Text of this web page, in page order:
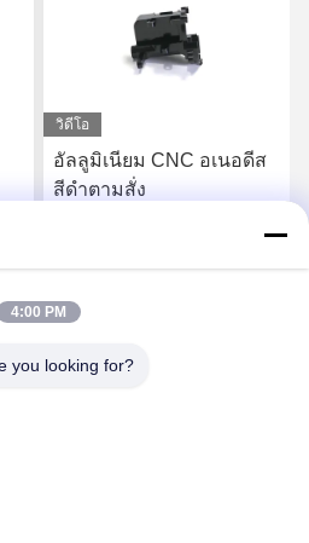
วิดีโอ
อัลลูมิเนียม CNC อเนอดีส
สีดําตามสั่ง
รับราคาที่ดีที่สุด
4:00 PM
you looking for?